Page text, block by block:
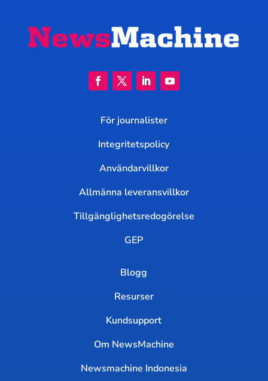
För journalister
Integritetspolicy
Användarvillkor
Allmänna leveransvillkor
Tillgänglighetsredogörelse
GEP
Blogg
Resurser
Kundsupport
Om NewsMachine
Newsmachine Indonesia